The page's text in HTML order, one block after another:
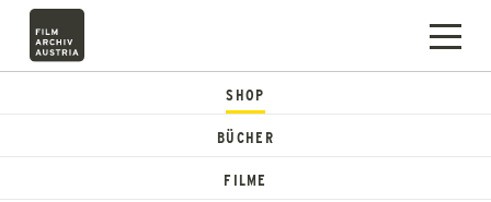
SHOP
BÜCHER
FILME